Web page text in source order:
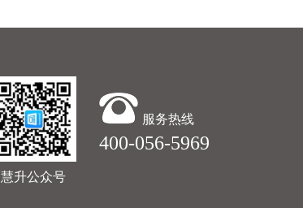
慧升公众号
服务热线
400-056-5969